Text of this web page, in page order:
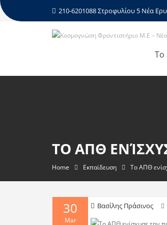
210-6201088 Στροφυλίου 5 Νέα
Το
ΤΟ ΑΠΘ
Home Εκπαίδευση Το ΑΠΘ
30
Mar
Βασίλης Πράσινος